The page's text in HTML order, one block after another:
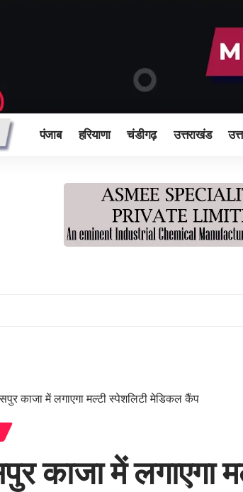
पंजाब हरियाणा चंडीगढ़ उत्तराखंड
काजा में लगाएगा मल्टी स्पेशलिटी मेडिकल कैंप
काजा में